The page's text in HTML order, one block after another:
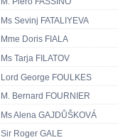
Ms Sevinj FATALIYEVA
Mme Doris FIALA
Ms Tarja FILATOV
Lord George FOULKES
M. Bernard FOURNIER
Ms Alena GAJDŮŠKOVÁ
Sir Roger GALE